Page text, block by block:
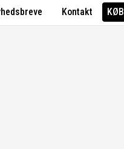
Kontakt